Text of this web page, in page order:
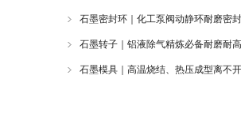
石墨密封环｜化工泵阀动静环耐磨密
石墨转子｜铝液除气精炼必备耐磨耐
石墨模具｜高温烧结、热压成型离不